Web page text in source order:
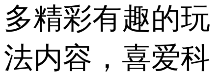
多精彩有趣的玩
法内容，喜爱科